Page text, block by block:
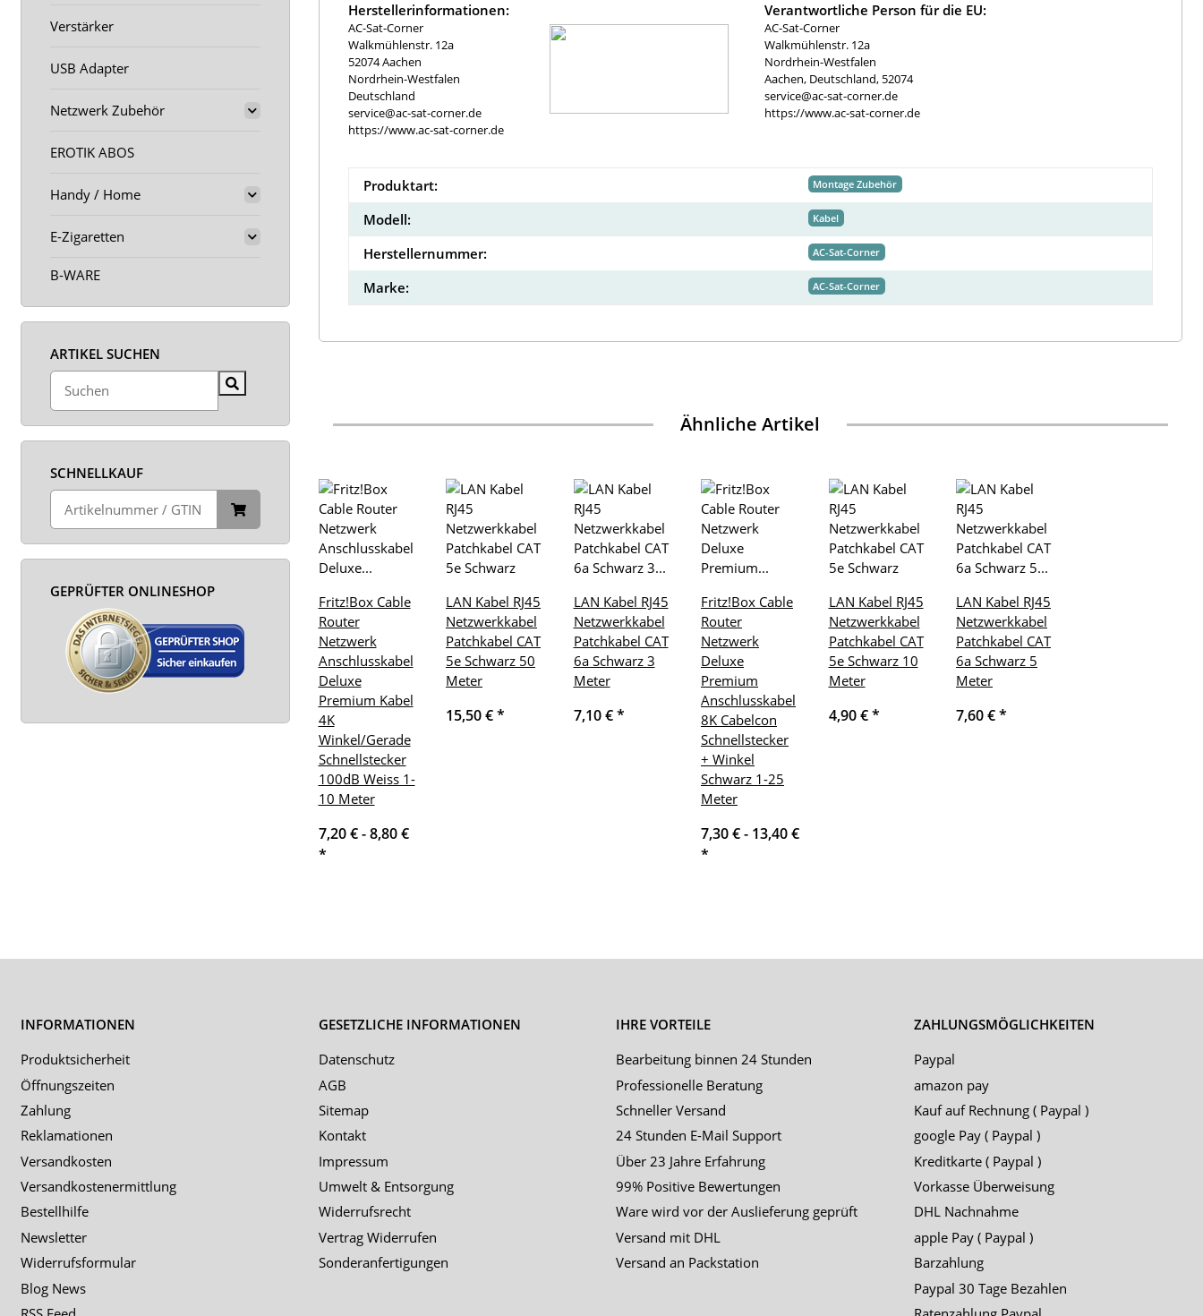
Herstellerinformationen:
AC-Sat-Corner
Walkmühlenstr. 12a
52074 Aachen
Nordrhein-Westfalen
Deutschland
service@ac-sat-corner.de
https://www.ac-sat-corner.de
Verantwortliche Person für die EU:
AC-Sat-Corner
Walkmühlenstr. 12a
Nordrhein-Westfalen
Aachen, Deutschland, 52074
service@ac-sat-corner.de
https://www.ac-sat-corner.de
Produktart: Montage Zubehör
Modell: Kabel
Herstellernummer: AC-Sat-Corner
Marke: AC-Sat-Corner
Ähnliche Artikel
Fritz!Box Cable
Router
Netzwerk
Anschlusskabel
Deluxe
Premium Kabel
4K
Winkel/Gerade
Schnellstecker
100dB Weiss 1-
10 Meter
7,20 € -8,80 €
*
LAN Kabel RJ45
Netzwerkkabel
Patchkabel CAT
5e Schwarz 50
Meter
15,50 €*
LAN Kabel RJ45
Netzwerkkabel
Patchkabel CAT
6a Schwarz 3
Meter
7,10 €*
Fritz!Box Cable
Router
Netzwerk
Deluxe
Premium
Anschlusskabel
8K Cabelcon
Schnellstecker
+ Winkel
Schwarz 1-25
Meter
7,30 € - 13,40 €
*
LAN Kabel RJ45
Netzwerkkabel
Patchkabel CAT
5e Schwarz 10
Meter
4,90 €*
LAN Kabel RJ45
Netzwerkkabel
Patchkabel CAT
6a Schwarz 5
Meter
7,60 €*
Verstärker
USB Adapter
Netzwerk Zubehör
EROTIK ABOS
Handy / Home
E-Zigaretten
B-WARE
ARTIKEL SUCHEN
SCHNELLKAUF
GEPRÜFTER ONLINESHOP
INFORMATIONEN
Produktsicherheit
Öffnungszeiten
Zahlung
Reklamationen
Versandkosten
Versandkostenermittlung
Bestellhilfe
Newsletter
Widerrufsformular
Blog News
GESETZLICHE INFORMATIONEN
Datenschutz
AGB
Sitemap
Kontakt
Impressum
Umwelt & Entsorgung
Widerrufsrecht
Vertrag Widerrufen
Sonderanfertigungen
IHRE VORTEILE
Bearbeitung binnen 24 Stunden
Professionelle Beratung
Schneller Versand
24 Stunden E-Mail Support
Über 23 Jahre Erfahrung
99% Positive Bewertungen
Ware wird vor der Auslieferung geprüft
Versand mit DHL
Versand an Packstation
ZAHLUNGSMÖGLICHKEITEN
Paypal
amazon pay
Kauf auf Rechnung ( Paypal )
google Pay ( Paypal )
Kreditkarte ( Paypal )
Vorkasse Überweisung
DHL Nachnahme
apple Pay ( Paypal )
Barzahlung
Paypal 30 Tage Bezahlen